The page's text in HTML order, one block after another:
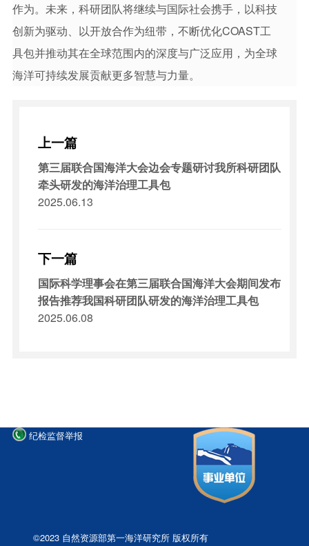
作为。未来，科研团队将继续与国际社会携手，以科技
创新为驱动、以开放合作为纽带，不断优化COAST工
具包并推动其在全球范围内的深度与广泛应用，为全球
海洋可持续发展贡献更多智慧与力量。
上一篇
第三届联合国海洋大会边会专题研讨我所科研团队
牵头研发的海洋治理工具包
2025.06.13
下一篇
国际科学理事会在第三届联合国海洋大会期间发布
报告推荐我国科研团队研发的海洋治理工具包
2025.06.08
纪检监督举报
©2023 自然资源部第一海洋研究所 版权所有